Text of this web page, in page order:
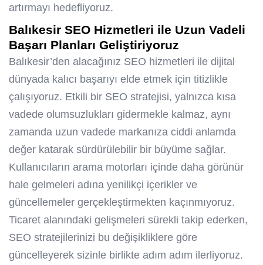
artırmayı hedefliyoruz.
Balıkesir SEO Hizmetleri ile Uzun Vadeli
Başarı Planları Geliştiriyoruz
Balıkesir’den alacağınız SEO hizmetleri ile dijital
dünyada kalıcı başarıyı elde etmek için titizlikle
çalışıyoruz. Etkili bir SEO stratejisi, yalnızca kısa
vadede olumsuzlukları gidermekle kalmaz, aynı
zamanda uzun vadede markanıza ciddi anlamda
değer katarak sürdürülebilir bir büyüme sağlar.
Kullanıcıların arama motorları içinde daha görünür
hale gelmeleri adına yenilikçi içerikler ve
güncellemeler gerçekleştirmekten kaçınmıyoruz.
Ticaret alanındaki gelişmeleri sürekli takip ederken,
SEO stratejilerinizi bu değişikliklere göre
güncelleyerek sizinle birlikte adım adım ilerliyoruz.